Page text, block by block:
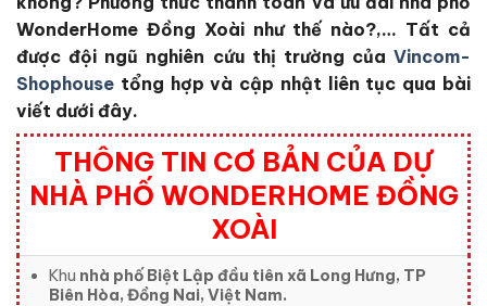
WonderHome Đồng Xoài như thế nào?,… Tất cả
được đội ngũ nghiên cứu thị trường của Vincom-
Shophouse tổng hợp và cập nhật liên tục qua bài
viết dưới đây.
THÔNG TIN CƠ BẢN CỦA DỰ
NHÀ PHỐ WONDERHOME ĐỒNG
XOÀI
Khu nhà phố Biệt Lập đầu tiên xã Long Hưng, TP
Biên Hòa, Đồng Nai, Việt Nam.